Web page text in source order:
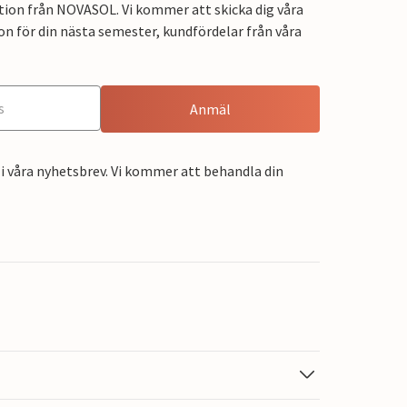
från NOVASOL. Vi kommer att skicka dig våra
för din nästa semester, kundfördelar från våra
Anmäl
nyhetsbrev. Vi kommer att behandla din